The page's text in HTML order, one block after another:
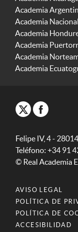
Academia
Academia
Academia
Academia
Academia
Academia
Felipe IV, 4 -
Teléfono: +34 91
© Real Academia
AVISO LEGAL
POLÍTICA DE
POLÍTICA DE
ACCESIBILIDAD